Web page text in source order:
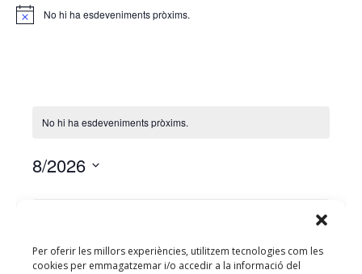
Notice No hi ha esdeveniments pròxims.